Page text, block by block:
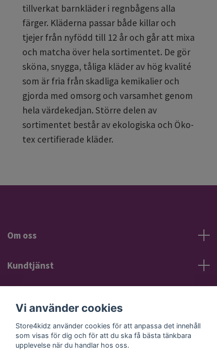
tillverkat barnkläder i regnbågens alla
färger. Kläderna passar både killar och
tjejer från nyfödd till 12 år och går att mixa
och matcha över hela sortimentet. De gör
sköna, snygga, tåliga kläder av hög kvalité
som är fria från skadliga kemikalier och
gjorda med omsorg och varsamhet genom
hela värdekedjan. Större delen av
sortimentet består av ekologiska och Öko-
tex certifierade kläder.
Om oss
Kundtjänst
Sociala medier
Vi använder cookies
Store4kidz använder cookies för att anpassa det innehåll
som visas för dig och för att du ska få bästa tänkbara
upplevelse när du handlar hos oss.